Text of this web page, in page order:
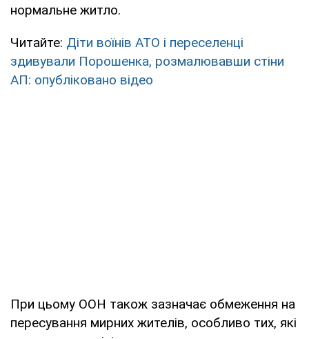
нормальне житло.
Читайте: Діти воїнів АТО і переселенці
здивували Порошенка, розмалювавши стіни
АП: опубліковано відео
При цьому ООН також зазначає обмеження на
пересування мирних жителів, особливо тих, які